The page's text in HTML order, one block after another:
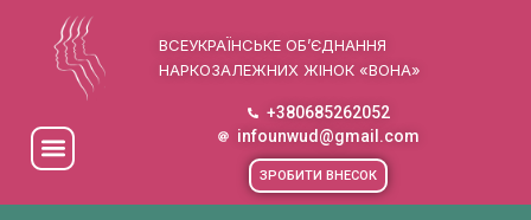
ВСЕУКРАЇНСЬКЕ ОБ’ЄДНАННЯ
НАРКОЗАЛЕЖНИХ ЖІНОК «ВОНА»
+380685262052
infounwud@gmail.com
ЗРОБИТИ ВНЕСОК